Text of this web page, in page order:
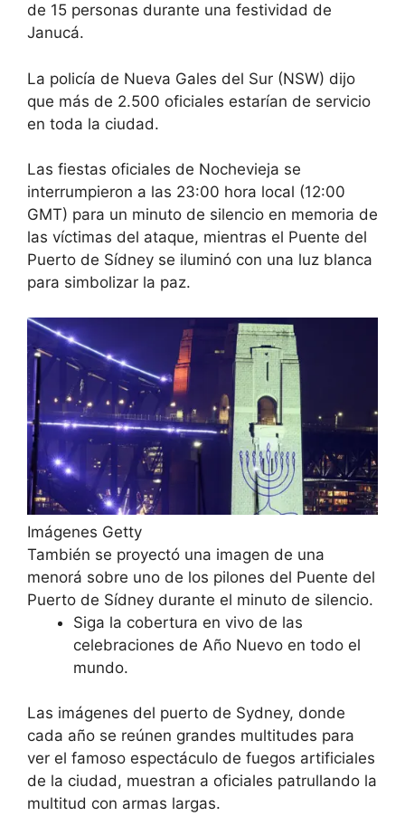
de 15 personas durante una festividad de
Janucá.
La policía de Nueva Gales del Sur (NSW) dijo
que más de 2.500 oficiales estarían de servicio
en toda la ciudad.
Las fiestas oficiales de Nochevieja se
interrumpieron a las 23:00 hora local (12:00
GMT) para un minuto de silencio en memoria de
las víctimas del ataque, mientras el Puente del
Puerto de Sídney se iluminó con una luz blanca
para simbolizar la paz.
Imágenes Getty
También se proyectó una imagen de una
menorá sobre uno de los pilones del Puente del
Puerto de Sídney durante el minuto de silencio.
Siga la cobertura en vivo de las
celebraciones de Año Nuevo en todo el
mundo.
Las imágenes del puerto de Sydney, donde
cada año se reúnen grandes multitudes para
ver el famoso espectáculo de fuegos artificiales
de la ciudad, muestran a oficiales patrullando la
multitud con armas largas.